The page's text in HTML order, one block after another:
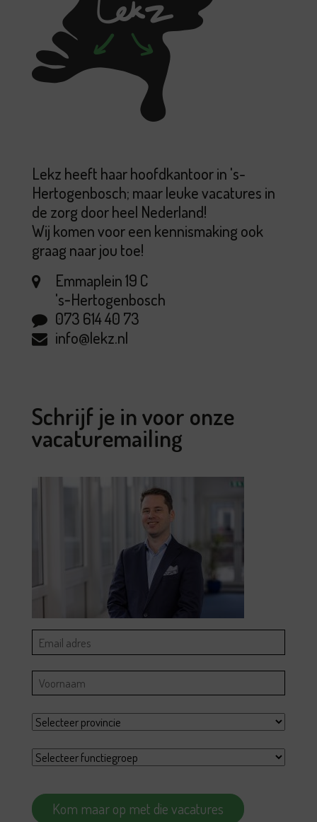
Lekz heeft haar hoofdkantoor in 's-
Hertogenbosch; maar leuke vacatures in
de zorg door heel Nederland!
Wij komen voor een kennismaking ook
graag naar jou toe!
Emmaplein 19 C
's‑Hertogenbosch
073 614 40 73
info@lekz.nl
Schrijf je in voor onze
vacaturemailing